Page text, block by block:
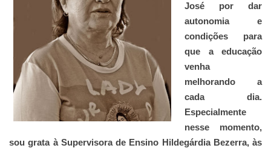
José por dar
autonomia e
condições para
que a educação
venha
melhorando a
cada dia.
Especialmente
nesse momento,
sou grata à Supervisora de Ensino Hildegárdia Bezerra, às